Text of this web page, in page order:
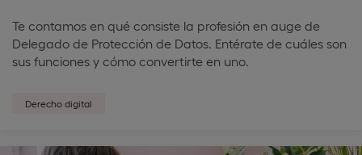
Te contamos en qué consiste la profesión en auge de
Delegado de Protección de Datos. Entérate de cuáles son
sus funciones y cómo convertirte en uno.
Derecho digital